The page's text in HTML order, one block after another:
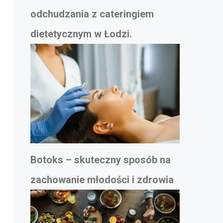
odchudzania z cateringiem
dietetycznym w Łodzi.
Botoks – skuteczny sposób na
zachowanie młodości i zdrowia